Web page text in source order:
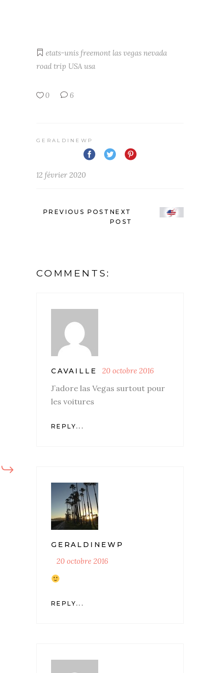
etats-unis freemont las vegas nevada
road trip USA usa
0 6
GERALDINEWP
12 février 2020
PREVIOUS POST NEXT
POST
COMMENTS:
CAVAILLE 20 octobre 2016
J’adore las Vegas surtout pour
les voitures
REPLY...
GERALDINEWP
20 octobre 2016
REPLY...